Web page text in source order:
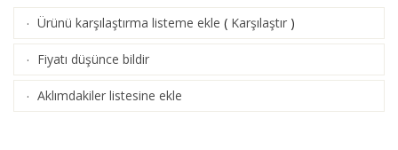
· Ürünü karşılaştırma listeme ekle ( Karşılaştır )
· Fiyatı düşünce bildir
· Aklımdakiler listesine ekle